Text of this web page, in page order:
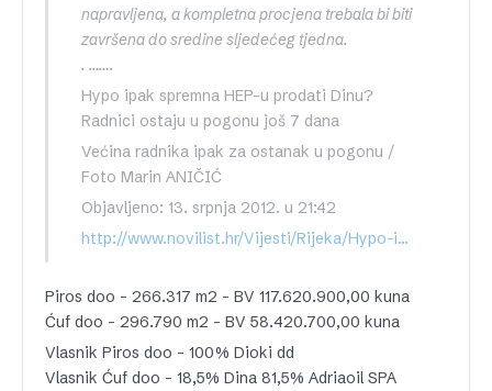
napravljena, a kompletna procjena trebala bi biti
završena do sredine sljedećeg tjedna.
. …….
Hypo ipak spremna HEP-u prodati Dinu?
Radnici ostaju u pogonu još 7 dana
Većina radnika ipak za ostanak u pogonu /
Foto Marin ANIČIĆ
Objavljeno: 13. srpnja 2012. u 21:42
http://www.novilist.hr/Vijesti/Rijeka/Hypo-ipak-spremna-HEP-u-prodati-Dinu-Radnici-ostaju-u-pogonu-jos-7-dana
Piros doo – 266.317 m2 – BV 117.620.900,00 kuna
Ćuf doo – 296.790 m2 – BV 58.420.700,00 kuna
Vlasnik Piros doo – 100% Dioki dd
Vlasnik Ćuf doo – 18,5% Dina 81,5% Adriaoil SPA